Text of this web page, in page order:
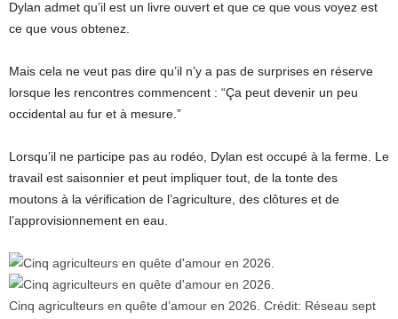
Dylan admet qu’il est un livre ouvert et que ce que vous voyez est
ce que vous obtenez.
Mais cela ne veut pas dire qu’il n’y a pas de surprises en réserve
lorsque les rencontres commencent : “Ça peut devenir un peu
occidental au fur et à mesure.”
Lorsqu’il ne participe pas au rodéo, Dylan est occupé à la ferme. Le
travail est saisonnier et peut impliquer tout, de la tonte des
moutons à la vérification de l’agriculture, des clôtures et de
l’approvisionnement en eau.
Cinq agriculteurs en quête d’amour en 2026. Crédit: Réseau sept